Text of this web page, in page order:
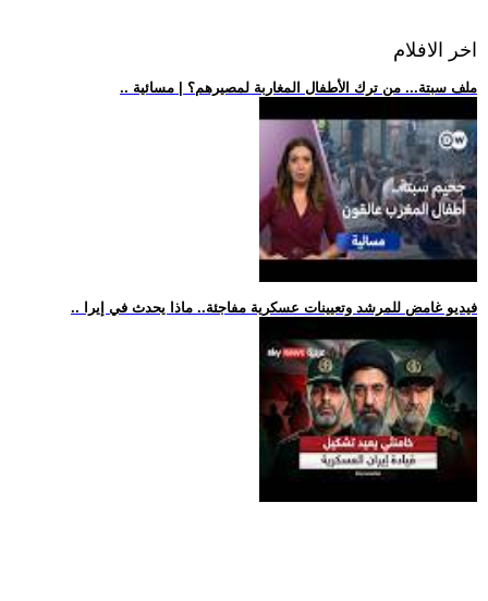
اخر الافلام
.. ملف سبتة... من ترك الأطفال المغاربة لمصيرهم؟ | مسائية
.. فيديو غامض للمرشد وتعيينات عسكرية مفاجئة.. ماذا يحدث في إيرا